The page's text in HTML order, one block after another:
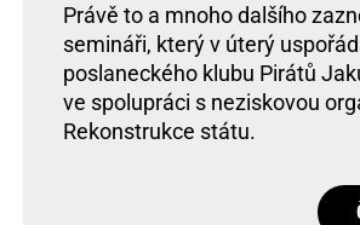
Právě to a mnoho dalšího
semináři, který v úterý
poslaneckého klubu Pirátů
ve spolupráci s neziskovou
Rekonstrukce státu.